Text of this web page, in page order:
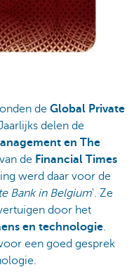
de Global Private
delen de
en The
de Financial Times
werd daar voor de
Bank in Belgium'. Ze
door het
en technologie.
een goed gesprek